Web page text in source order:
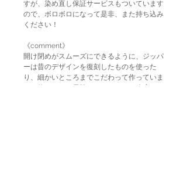
すが、染め直し保証サービスもついています
ので、ボロボロになって是非、また持ち込み
ください！
《comment》
開け閉めがスムーズにできるように、ジッパ
ーは昔のデザインを復刻したものを使った
り、細かいところまでこだわって作っていま